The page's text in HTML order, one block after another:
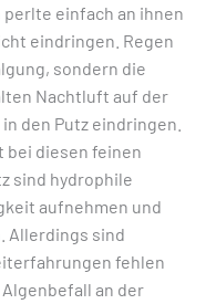
einfach an ihnen
eindringen. Regen
sondern die
Nachtluft auf der
den Putz eindringen.
diesen feinen
sind hydrophile
aufnehmen und
Allerdings sind
fehlen
an der